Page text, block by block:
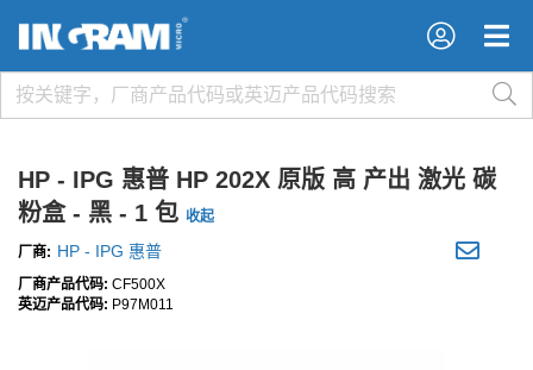
×
×
HP - IPG 惠普 HP 202X 原版 高 产出 激光 碳
粉盒 - 黑 - 1 包 收起
厂商: HP - IPG 惠普
厂商产品代码: CF500X
英迈产品代码: P97M011